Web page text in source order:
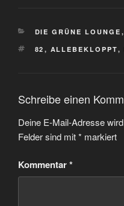
KATEGORIEN
DIE GRÜNE LOUNGE ,
SCHLAGWÖRTER
82 , ALLEBEKLOPPT,
Schreibe einen
Deine E-Mail-Adresse
Felder sind mit* markiert
Kommentar*